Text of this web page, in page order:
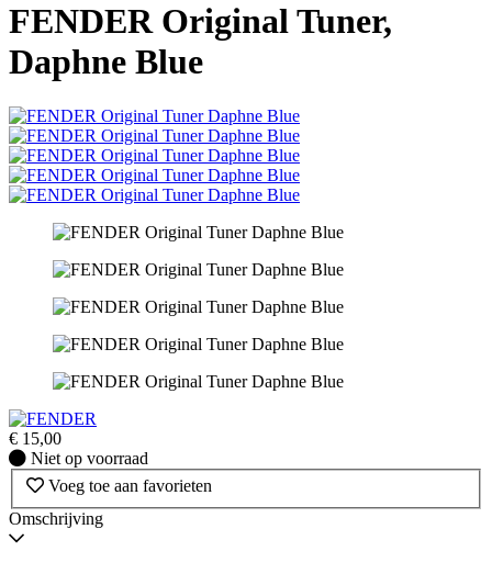
FENDER Original Tuner,
Daphne Blue
€ 15,00
Niet
op
voorraad
Niet op voorraad
Voeg toe aan favorieten
Omschrijving